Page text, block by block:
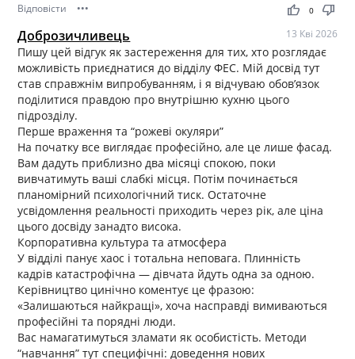
обіди, щоденна доставка персоналу (трансфер від/до
найближчого метро).
Відповісти ••• thumb_up thumb_down
0
Доброзичливець 13 Кві 2026
Пишу цей відгук як застереження для тих, хто розглядає
можливість приєднатися до відділу ФЕС. Мій досвід тут
став справжнім випробуванням, і я відчуваю обов’язок
поділитися правдою про внутрішню кухню цього
підрозділу.
Перше враження та “рожеві окуляри”
На початку все виглядає професійно, але це лише фасад.
Вам дадуть приблизно два місяці спокою, поки
вивчатимуть ваші слабкі місця. Потім починається
планомірний психологічний тиск. Остаточне
усвідомлення реальності приходить через рік, але ціна
цього досвіду занадто висока.
Корпоративна культура та атмосфера
У відділі панує хаос і тотальна неповага. Плинність
кадрів катастрофічна — дівчата йдуть одна за одною.
Керівництво цинічно коментує це фразою:
«Залишаються найкращі», хоча насправді вимиваються
професійні та порядні люди.
Вас намагатимуться зламати як особистість. Методи
“навчання” тут специфічні: доведення нових